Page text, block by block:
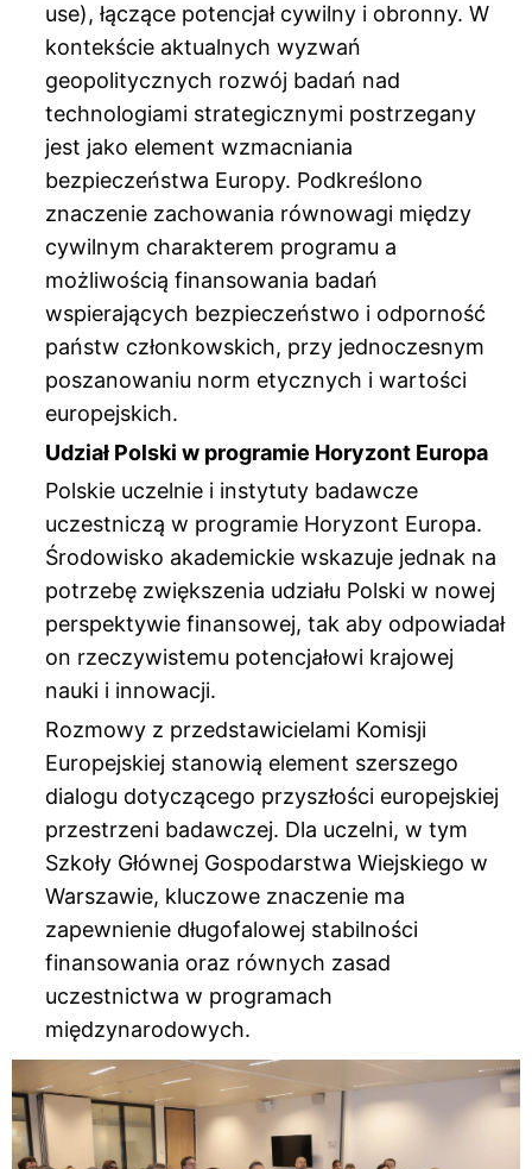
use), łączące potencjał cywilny i obronny. W
kontekście aktualnych wyzwań
geopolitycznych rozwój badań nad
technologiami strategicznymi postrzegany
jest jako element wzmacniania
bezpieczeństwa Europy. Podkreślono
znaczenie zachowania równowagi między
cywilnym charakterem programu a
możliwością finansowania badań
wspierających bezpieczeństwo i odporność
państw członkowskich, przy jednoczesnym
poszanowaniu norm etycznych i wartości
europejskich.
Udział Polski w programie Horyzont Europa
Polskie uczelnie i instytuty badawcze
uczestniczą w programie Horyzont Europa.
Środowisko akademickie wskazuje jednak na
potrzebę zwiększenia udziału Polski w nowej
perspektywie finansowej, tak aby odpowiadał
on rzeczywistemu potencjałowi krajowej
nauki i innowacji.
Rozmowy z przedstawicielami Komisji
Europejskiej stanowią element szerszego
dialogu dotyczącego przyszłości europejskiej
przestrzeni badawczej. Dla uczelni, w tym
Szkoły Głównej Gospodarstwa Wiejskiego w
Warszawie, kluczowe znaczenie ma
zapewnienie długofalowej stabilności
finansowania oraz równych zasad
uczestnictwa w programach
międzynarodowych.